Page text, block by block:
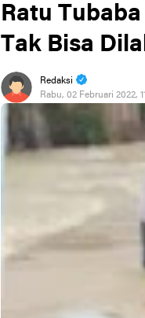
Ratu
Tak Bisa
Redaksi
Rabu, 02 Februari 2022,